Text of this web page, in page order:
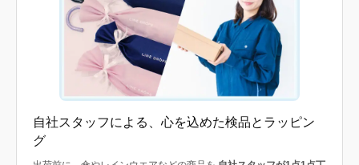
自社スタッフによる、心を込めた検品とラッピン
グ